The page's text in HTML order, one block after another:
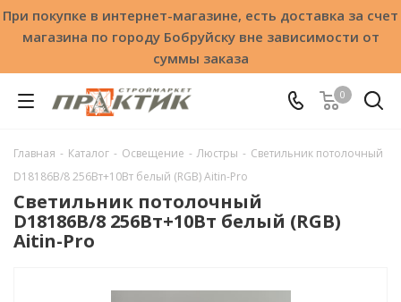
При покупке в интернет-магазине, есть доставка за счет
магазина по городу Бобруйску вне зависимости от
суммы заказа
0
Главная - Каталог - Освещение - Люстры - Светильник потолочный
D18186B/8 256Вт+10Вт белый (RGB) Aitin-Pro
Светильник потолочный
D18186B/8 256Вт+10Вт белый (RGB)
Aitin-Pro